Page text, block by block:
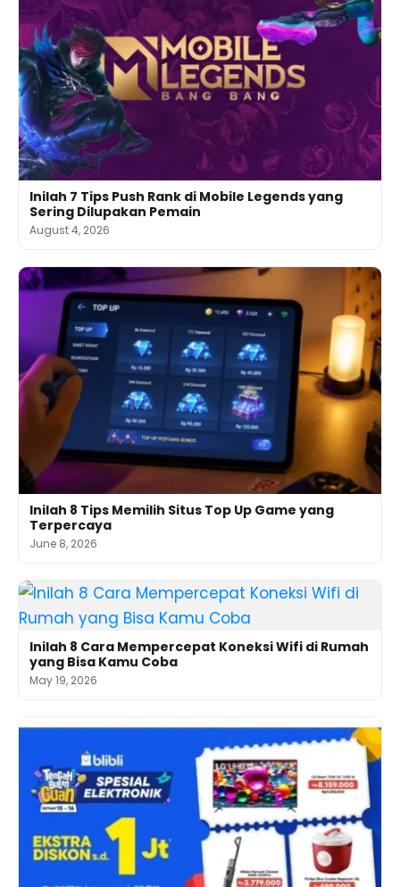
Inilah 7 Tips Push Rank di Mobile Legends yang
Sering Dilupakan Pemain
August 4, 2026
Inilah 8 Tips Memilih Situs Top Up Game yang
Terpercaya
June 8, 2026
Inilah 8 Cara Mempercepat Koneksi Wifi di Rumah
yang Bisa Kamu Coba
May 19, 2026